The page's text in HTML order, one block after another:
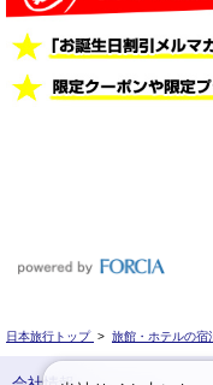
日本旅行トップ > 旅館・ホテルの宿